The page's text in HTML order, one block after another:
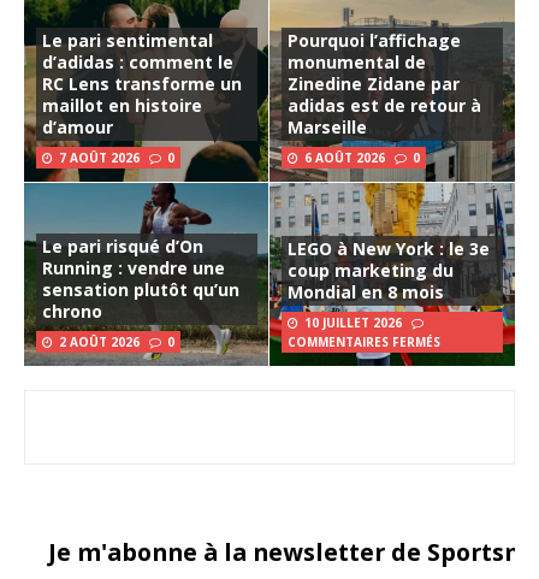
Le pari sentimental
d’adidas : comment le
RC Lens transforme un
maillot en histoire
d’amour
7 AOÛT 2026 0
Pourquoi l’affichage
monumental de
Zinedine Zidane par
adidas est de retour à
Marseille
6 AOÛT 2026 0
Le pari risqué d’On
Running : vendre une
sensation plutôt qu’un
chrono
2 AOÛT 2026 0
LEGO à New York : le 3e
coup marketing du
Mondial en 8 mois
10 JUILLET 2026
COMMENTAIRES FERMÉS
Je m'abonne à la newsletter de